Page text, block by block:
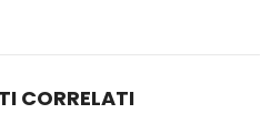
CORRELATI